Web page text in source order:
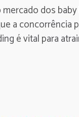
dos
a concorrência
é vital para